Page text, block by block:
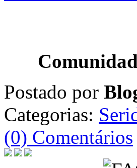
Postado por
Categorias:
(0) Comentários